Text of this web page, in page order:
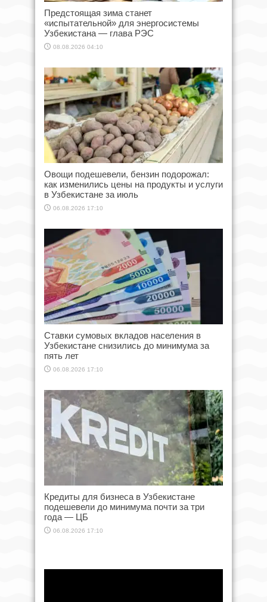
Предстоящая зима станет
«испытательной» для энергосистемы
Узбекистана — глава РЭС
08.08.2026 04:10
Овощи подешевели, бензин подорожал:
как изменились цены на продукты и услуги
в Узбекистане за июль
06.08.2026 17:10
Ставки сумовых вкладов населения в
Узбекистане снизились до минимума за
пять лет
06.08.2026 17:10
Кредиты для бизнеса в Узбекистане
подешевели до минимума почти за три
года — ЦБ
06.08.2026 17:10